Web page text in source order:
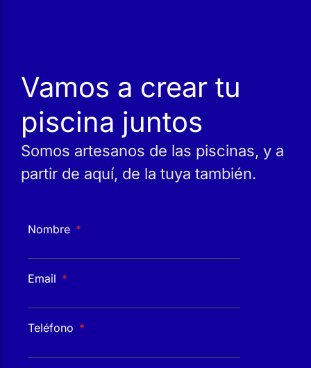
Vamos a crear tu
piscina juntos
Somos artesanos de las piscinas, y a
partir de aquí, de la tuya también.
Nombre
Email
Teléfono